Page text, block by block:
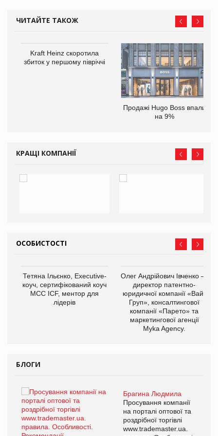
ЧИТАЙТЕ ТАКОЖ
Kraft Heinz скоротила
збиток у першому півріччі
Продажі Hugo Boss впали
на 9%
КРАЩІ КОМПАНІЇ
ОСОБИСТОСТІ
Тетяна Ільєнко, Executive-
коуч, сертифікований коуч
МСС ICF, ментор для
лідерів
Олег Андрійович Івченко —
директор патентно-
юридичної компанії «Вайз
Груп», консалтингової
компанії «Парето» та
маркетингової агенції
Myka Agency.
БЛОГИ
Брагина Людмила
Просування компанії
на порталі оптової та
роздрібної торгівлі
www.trademaster.ua.